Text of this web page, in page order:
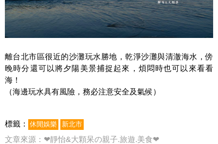
離台北市區很近的沙灘玩水勝地，乾淨沙灘與清澈海水，傍
晚時分還可以將夕陽美景捕捉起來，煩悶時也可以來看看
海！
（海邊玩水具有風險，務必注意安全及氣候）
標籤： 休閒娛樂 新北市
文章來源： ❤靜怡&大顆呆の親子.旅遊.美食❤